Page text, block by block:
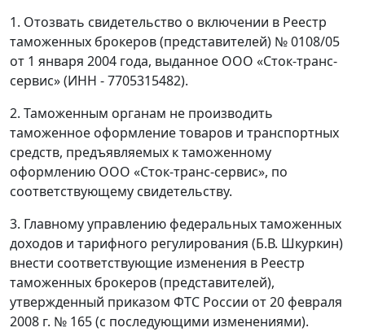
1. Отозвать свидетельство о включении в Реестр
таможенных брокеров (представителей) № 0108/05
от 1 января 2004 года, выданное ООО «Сток-транс-
сервис» (ИНН - 7705315482).
2. Таможенным органам не производить
таможенное оформление товаров и транспортных
средств, предъявляемых к таможенному
оформлению ООО «Сток-транс-сервис», по
соответствующему свидетельству.
3. Главному управлению федеральных таможенных
доходов и тарифного регулирования (Б.В. Шкуркин)
внести соответствующие изменения в Реестр
таможенных брокеров (представителей),
утвержденный приказом ФТС России от 20 февраля
2008 г. № 165 (с последующими изменениями).